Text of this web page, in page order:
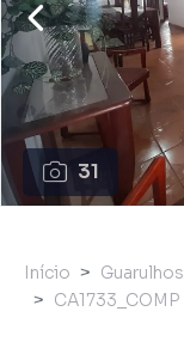
31
Início Guarulhos
CA1733_COMP